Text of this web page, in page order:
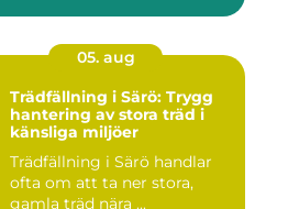
05. aug
Trädfällning i Särö: Trygg
hantering av stora träd i
känsliga miljöer
Trädfällning i Särö handlar
ofta om att ta ner stora,
gamla träd nära ...